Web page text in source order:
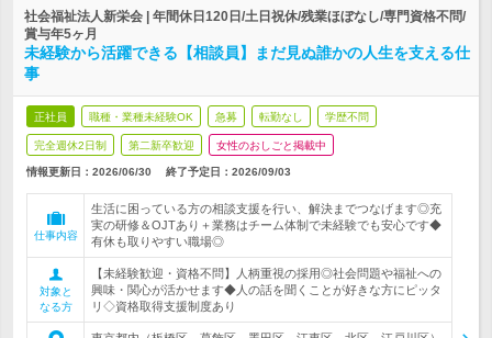
社会福祉法人新栄会 | 年間休日120日/土日祝休/残業ほぼなし/専門資格不問/
賞与年5ヶ月
未経験から活躍できる【相談員】まだ見ぬ誰かの人生を支える仕
事
正社員 職種・業種未経験OK 急募 転勤なし 学歴不問
完全週休2日制 第二新卒歓迎 女性のおしごと掲載中
情報更新日：2026/06/30 終了予定日： 2026/09/03
仕事内容
生活に困っている方の相談支援を行い、解決までつなげます◎充
実の研修＆OJTあり＋業務はチーム体制で未経験でも安心です◆
有休も取りやすい職場◎
対象と
なる方
【未経験歓迎・資格不問】人柄重視の採用◎社会問題や福祉への
興味・関心が活かせます◆人の話を聞くことが好きな方にピッタ
リ◇資格取得支援制度あり